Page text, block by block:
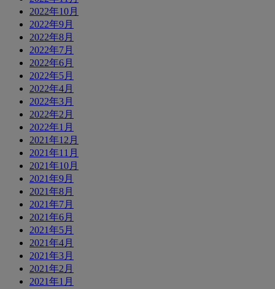
2022年10月
2022年9月
2022年8月
2022年7月
2022年6月
2022年5月
2022年4月
2022年3月
2022年2月
2022年1月
2021年12月
2021年11月
2021年10月
2021年9月
2021年8月
2021年7月
2021年6月
2021年5月
2021年4月
2021年3月
2021年2月
2021年1月